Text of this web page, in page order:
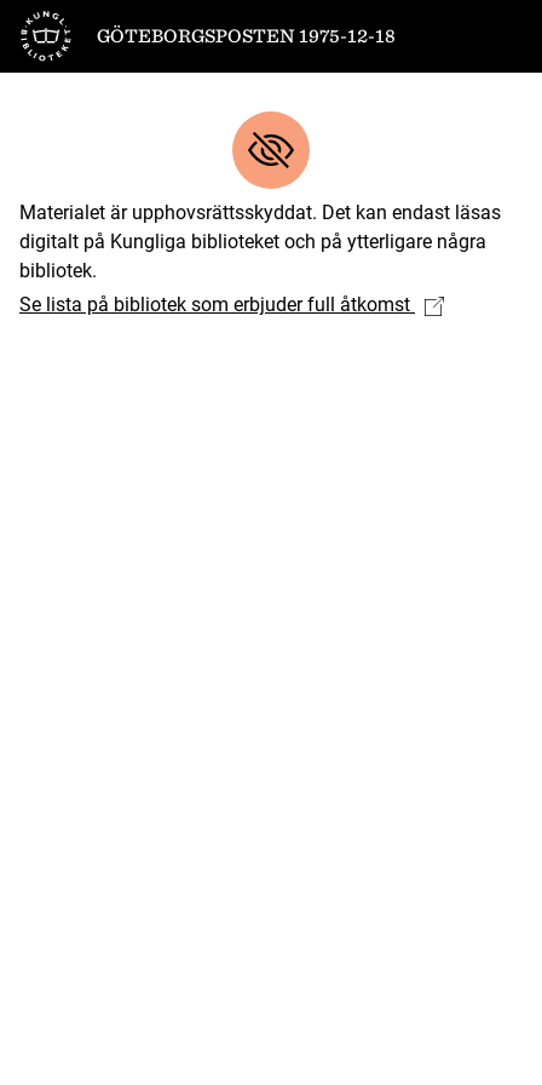
Till startsidan
GÖTEBORGSPOSTEN 1975-12-18
Materialet är upphovsrättsskyddat. Det kan endast läsas
digitalt på Kungliga biblioteket och på ytterligare några
bibliotek.
Se lista på bibliotek som erbjuder full åtkomst